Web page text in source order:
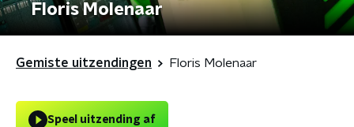
Floris Molenaar
Gemiste uitzendingen Floris Molenaar
Speel uitzending af